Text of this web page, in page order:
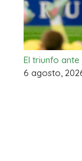
El triunfo ante
6 agosto,